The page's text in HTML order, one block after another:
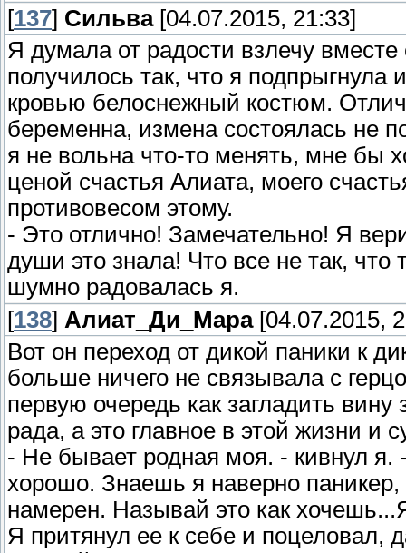
[137] Сильва[04.07.2015, 21:33]
Я думала от радости взлечу
получилось так, что я подпрыгнула
кровью белоснежный костюм.
беременна, измена состоялась не
я не вольна что-то менять, мне бы
ценой счастья Алиата, моего
противовесом этому.
- Это отлично! Замечательно! Я
души это знала! Что все не так, что
шумно радовалась я.
[138] Алиат_Ди_Мара[04.07.2015,
Вот он переход от дикой паники к
больше ничего не связывала с
первую очередь как загладить
рада, а это главное в этой жизни и
- Не бывает родная моя. - кивнул
хорошо. Знаешь я наверно паникер,
намерен. Называй это как
Я притянул ее к себе и поцеловал,